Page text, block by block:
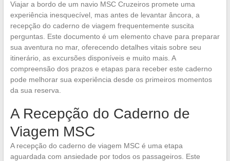
Viajar a bordo de um navio MSC Cruzeiros promete uma
experiência inesquecível, mas antes de levantar âncora, a
recepção do caderno de viagem frequentemente suscita
perguntas. Este documento é um elemento chave para preparar
sua aventura no mar, oferecendo detalhes vitais sobre seu
itinerário, as excursões disponíveis e muito mais. A
compreensão dos prazos e etapas para receber este caderno
pode melhorar sua experiência desde os primeiros momentos
da sua reserva.
A Recepção do Caderno de
Viagem MSC
A recepção do caderno de viagem MSC é uma etapa
aguardada com ansiedade por todos os passageiros. Este